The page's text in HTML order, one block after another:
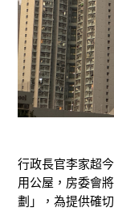
行政長官李家超
用公屋，房委會
劃」，為提供確